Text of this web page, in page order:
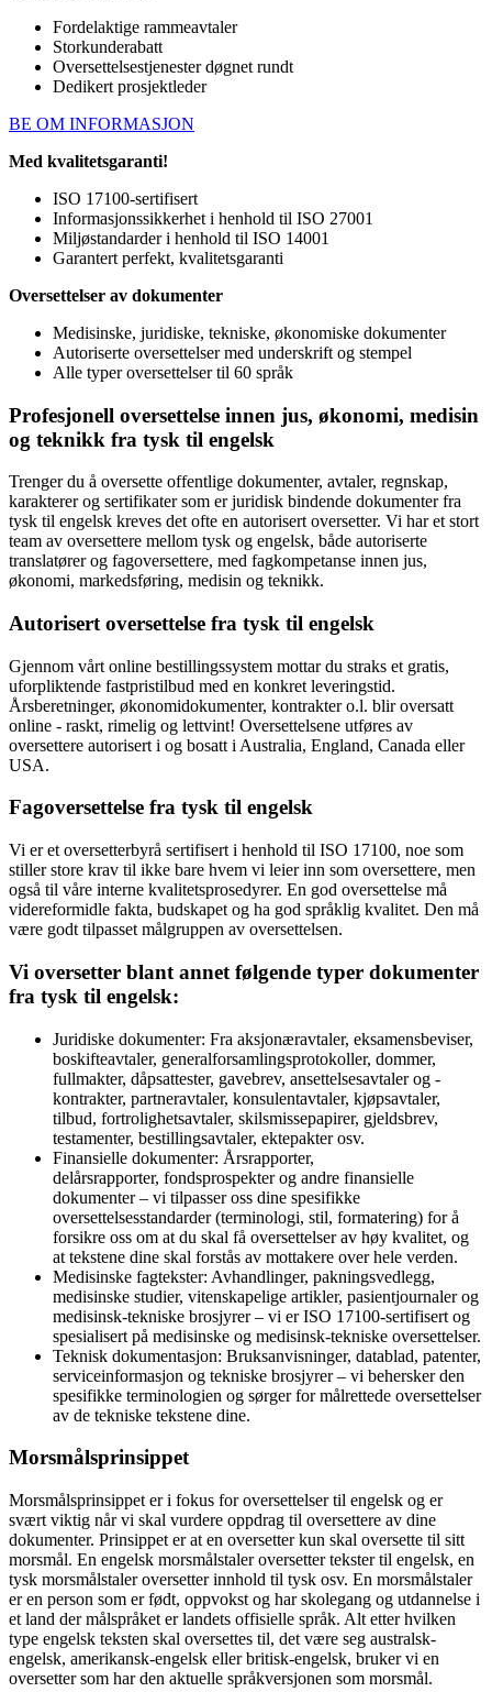
Fordelaktige rammeavtaler
Storkunderabatt
Oversettelsestjenester døgnet rundt
Dedikert prosjektleder
BE OM INFORMASJON
Med kvalitetsgaranti!
ISO 17100-sertifisert
Informasjonssikkerhet i henhold til ISO 27001
Miljøstandarder i henhold til ISO 14001
Garantert perfekt, kvalitetsgaranti
Oversettelser av dokumenter
Medisinske, juridiske, tekniske, økonomiske dokumenter
Autoriserte oversettelser med underskrift og stempel
Alle typer oversettelser til 60 språk
Profesjonell oversettelse innen jus, økonomi, medisin
og teknikk fra tysk til engelsk
Trenger du å oversette offentlige dokumenter, avtaler, regnskap,
karakterer og sertifikater som er juridisk bindende dokumenter fra
tysk til engelsk kreves det ofte en autorisert oversetter. Vi har et stort
team av oversettere mellom tysk og engelsk, både autoriserte
translatører og fagoversettere, med fagkompetanse innen jus,
økonomi, markedsføring, medisin og teknikk.
Autorisert oversettelse fra tysk til engelsk
Gjennom vårt online bestillingssystem mottar du straks et gratis,
uforpliktende fastpristilbud med en konkret leveringstid.
Årsberetninger, økonomidokumenter, kontrakter o.l. blir oversatt
online - raskt, rimelig og lettvint! Oversettelsene utføres av
oversettere autorisert i og bosatt i Australia, England, Canada eller
USA.
Fagoversettelse fra tysk til engelsk
Vi er et oversetterbyrå sertifisert i henhold til ISO 17100, noe som
stiller store krav til ikke bare hvem vi leier inn som oversettere, men
også til våre interne kvalitetsprosedyrer. En god oversettelse må
videreformidle fakta, budskapet og ha god språklig kvalitet. Den må
være godt tilpasset målgruppen av oversettelsen.
Vi oversetter blant annet følgende typer dokumenter
fra tysk til engelsk:
Juridiske dokumenter: Fra aksjonæravtaler, eksamensbeviser,
boskifteavtaler, generalforsamlingsprotokoller, dommer,
fullmakter, dåpsattester, gavebrev, ansettelsesavtaler og -
kontrakter, partneravtaler, konsulentavtaler, kjøpsavtaler,
tilbud, fortrolighetsavtaler, skilsmissepapirer, gjeldsbrev,
testamenter, bestillingsavtaler, ektepakter osv.
Finansielle dokumenter: Årsrapporter,
delårsrapporter, fondsprospekter og andre finansielle
dokumenter – vi tilpasser oss dine spesifikke
oversettelsesstandarder (terminologi, stil, formatering) for å
forsikre oss om at du skal få oversettelser av høy kvalitet, og
at tekstene dine skal forstås av mottakere over hele verden.
Medisinske fagtekster: Avhandlinger, pakningsvedlegg,
medisinske studier, vitenskapelige artikler, pasientjournaler og
medisinsk-tekniske brosjyrer – vi er ISO 17100-sertifisert og
spesialisert på medisinske og medisinsk-tekniske oversettelser.
Teknisk dokumentasjon: Bruksanvisninger, datablad, patenter,
serviceinformasjon og tekniske brosjyrer – vi behersker den
spesifikke terminologien og sørger for målrettede oversettelser
av de tekniske tekstene dine.
Morsmålsprinsippet
Morsmålsprinsippet er i fokus for oversettelser til engelsk og er
svært viktig når vi skal vurdere oppdrag til oversettere av dine
dokumenter. Prinsippet er at en oversetter kun skal oversette til sitt
morsmål. En engelsk morsmålstaler oversetter tekster til engelsk, en
tysk morsmålstaler oversetter innhold til tysk osv. En morsmålstaler
er en person som er født, oppvokst og har skolegang og utdannelse i
et land der målspråket er landets offisielle språk. Alt etter hvilken
type engelsk teksten skal oversettes til, det være seg australsk-
engelsk, amerikansk-engelsk eller britisk-engelsk, bruker vi en
oversetter som har den aktuelle språkversjonen som morsmål.